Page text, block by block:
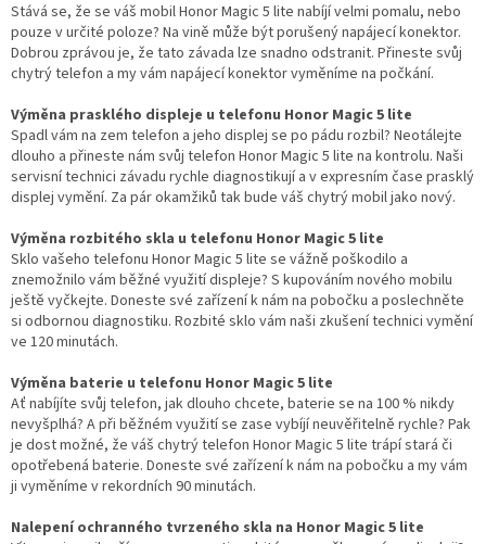
Stává se, že se váš mobil Honor Magic 5 lite nabíjí velmi pomalu, nebo
pouze v určité poloze? Na vině může být porušený napájecí konektor.
Dobrou zprávou je, že tato závada lze snadno odstranit. Přineste svůj
chytrý telefon a my vám napájecí konektor vyměníme na počkání.
Výměna prasklého displeje u telefonu Honor Magic 5 lite
Spadl vám na zem telefon a jeho displej se po pádu rozbil? Neotálejte
dlouho a přineste nám svůj telefon Honor Magic 5 lite na kontrolu. Naši
servisní technici závadu rychle diagnostikují a v expresním čase prasklý
displej vymění. Za pár okamžiků tak bude váš chytrý mobil jako nový.
Výměna rozbitého skla u telefonu Honor Magic 5 lite
Sklo vašeho telefonu Honor Magic 5 lite se vážně poškodilo a
znemožnilo vám běžné využití displeje? S kupováním nového mobilu
ještě vyčkejte. Doneste své zařízení k nám na pobočku a poslechněte
si odbornou diagnostiku. Rozbité sklo vám naši zkušení technici vymění
ve 120 minutách.
Výměna baterie u telefonu Honor Magic 5 lite
Ať nabíjíte svůj telefon, jak dlouho chcete, baterie se na 100 % nikdy
nevyšplhá? A při běžném využití se zase vybíjí neuvěřitelně rychle? Pak
je dost možné, že váš chytrý telefon Honor Magic 5 lite trápí stará či
opotřebená baterie. Doneste své zařízení k nám na pobočku a my vám
ji vyměníme v rekordních 90 minutách.
Nalepení ochranného tvrzeného skla na Honor Magic 5 lite